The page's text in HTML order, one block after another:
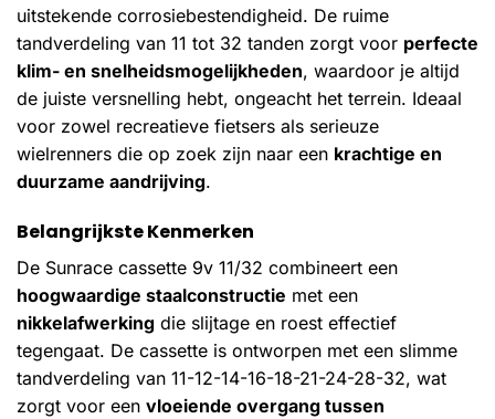
uitstekende corrosiebestendigheid. De ruime
tandverdeling van 11 tot 32 tanden zorgt voor perfecte
klim- en snelheidsmogelijkheden, waardoor je altijd
de juiste versnelling hebt, ongeacht het terrein. Ideaal
voor zowel recreatieve fietsers als serieuze
wielrenners die op zoek zijn naar een krachtige en
duurzame aandrijving.
Belangrijkste Kenmerken
De Sunrace cassette 9v 11/32 combineert een
hoogwaardige staalconstructie met een
nikkelafwerking die slijtage en roest effectief
tegengaat. De cassette is ontworpen met een slimme
tandverdeling van 11-12-14-16-18-21-24-28-32, wat
zorgt voor een vloeiende overgang tussen